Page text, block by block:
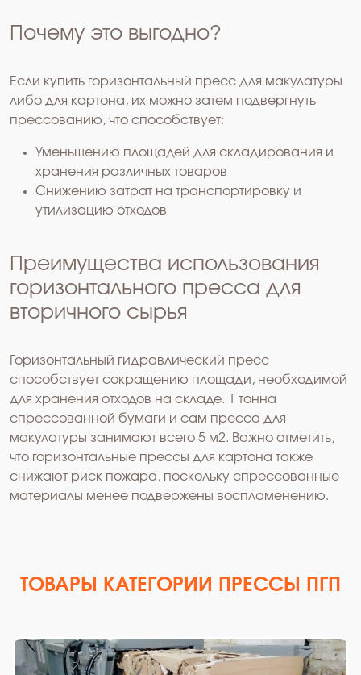
Почему это выгодно?
Если купить горизонтальный пресс для макулатуры
либо для картона, их можно затем подвергнуть
прессованию, что способствует:
Уменьшению площадей для складирования и
хранения различных товаров
Снижению затрат на транспортировку и
утилизацию отходов
Преимущества использования
горизонтального пресса для
вторичного сырья
Горизонтальный гидравлический пресс
способствует сокращению площади, необходимой
для хранения отходов на складе. 1 тонна
спрессованной бумаги и сам пресса для
макулатуры занимают всего 5 м2. Важно отметить,
что горизонтальные прессы для картона также
снижают риск пожара, поскольку спрессованные
материалы менее подвержены воспламенению.
ТОВАРЫ КАТЕГОРИИ ПРЕССЫ ПГП